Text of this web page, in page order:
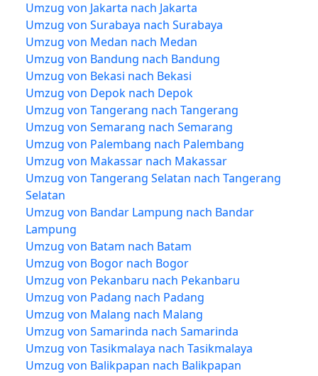
Umzug von Jakarta nach Jakarta
Umzug von Surabaya nach Surabaya
Umzug von Medan nach Medan
Umzug von Bandung nach Bandung
Umzug von Bekasi nach Bekasi
Umzug von Depok nach Depok
Umzug von Tangerang nach Tangerang
Umzug von Semarang nach Semarang
Umzug von Palembang nach Palembang
Umzug von Makassar nach Makassar
Umzug von Tangerang Selatan nach Tangerang
Selatan
Umzug von Bandar Lampung nach Bandar
Lampung
Umzug von Batam nach Batam
Umzug von Bogor nach Bogor
Umzug von Pekanbaru nach Pekanbaru
Umzug von Padang nach Padang
Umzug von Malang nach Malang
Umzug von Samarinda nach Samarinda
Umzug von Tasikmalaya nach Tasikmalaya
Umzug von Balikpapan nach Balikpapan